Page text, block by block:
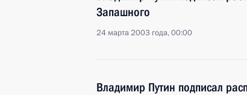
Запашного
24 марта 2003 года, 00:00
Владимир Путин подписал